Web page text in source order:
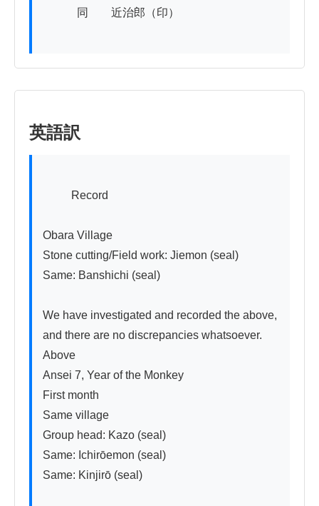
同　　近治郎（印）
英語訳
Obara Village
Stone cutting/Field work: Jiemon (seal)
Same: Banshichi (seal)
We have investigated and recorded the above,
and there are no discrepancies whatsoever.
Above
Ansei 7, Year of the Monkey
First month
Same village
Group head: Kazo (seal)
Same: Ichirōemon (seal)
Same: Kinjirō (seal)